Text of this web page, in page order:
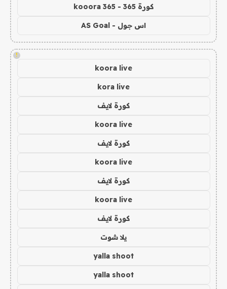
كورة 365 - kooora 365
اس جول - AS Goal
!
koora live
kora live
كورة لايف
koora live
كورة لايف
koora live
كورة لايف
koora live
كورة لايف
يلا شوت
yalla shoot
yalla shoot